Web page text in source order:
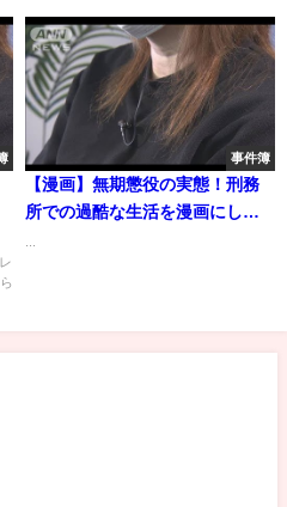
事件簿
【漫画】無期懲役の実態！刑務
所での過酷な生活を漫画にして
...